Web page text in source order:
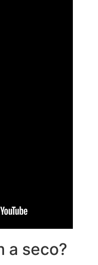
a seco?